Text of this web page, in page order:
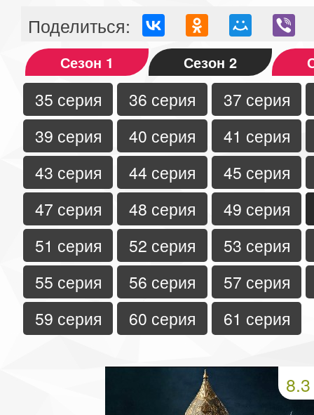
Поделиться:
Сезон 1 Сезон 2
35 серия 36 серия
37 серия
39 серия
40 серия
41 серия
43 серия
44 серия
45 серия
47 серия
48 серия
49 серия
51 серия
52 серия
53 серия
55 серия
56 серия
57 серия
59 серия
60 серия 61 серия
8.3